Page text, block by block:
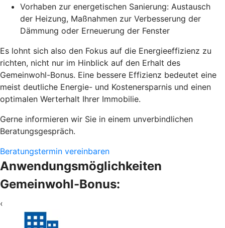
Vorhaben zur energetischen Sanierung: Austausch
der Heizung, Maßnahmen zur Verbesserung der
Dämmung oder Erneuerung der Fenster
Es lohnt sich also den Fokus auf die Energieeffizienz zu
richten, nicht nur im Hinblick auf den Erhalt des
Gemeinwohl-Bonus. Eine bessere Effizienz bedeutet eine
meist deutliche Energie- und Kostenersparnis und einen
optimalen Werterhalt Ihrer Immobilie.
Gerne informieren wir Sie in einem unverbindlichen
Beratungsgespräch.
Beratungstermin vereinbaren
Anwendungsmöglichkeiten
Gemeinwohl-Bonus:
‹